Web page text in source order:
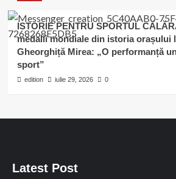
ISTORIE PENTRU SPORTUL
medalii mondiale din istoria orașului
Gheorghiță Mirea: „O performanță
sport”
edition iulie 29, 2026 0
Latest Post